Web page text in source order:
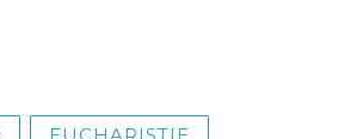
EUCHARISTIE